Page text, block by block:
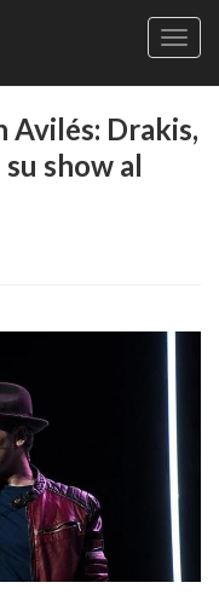
Avilés: Drakis,
show al